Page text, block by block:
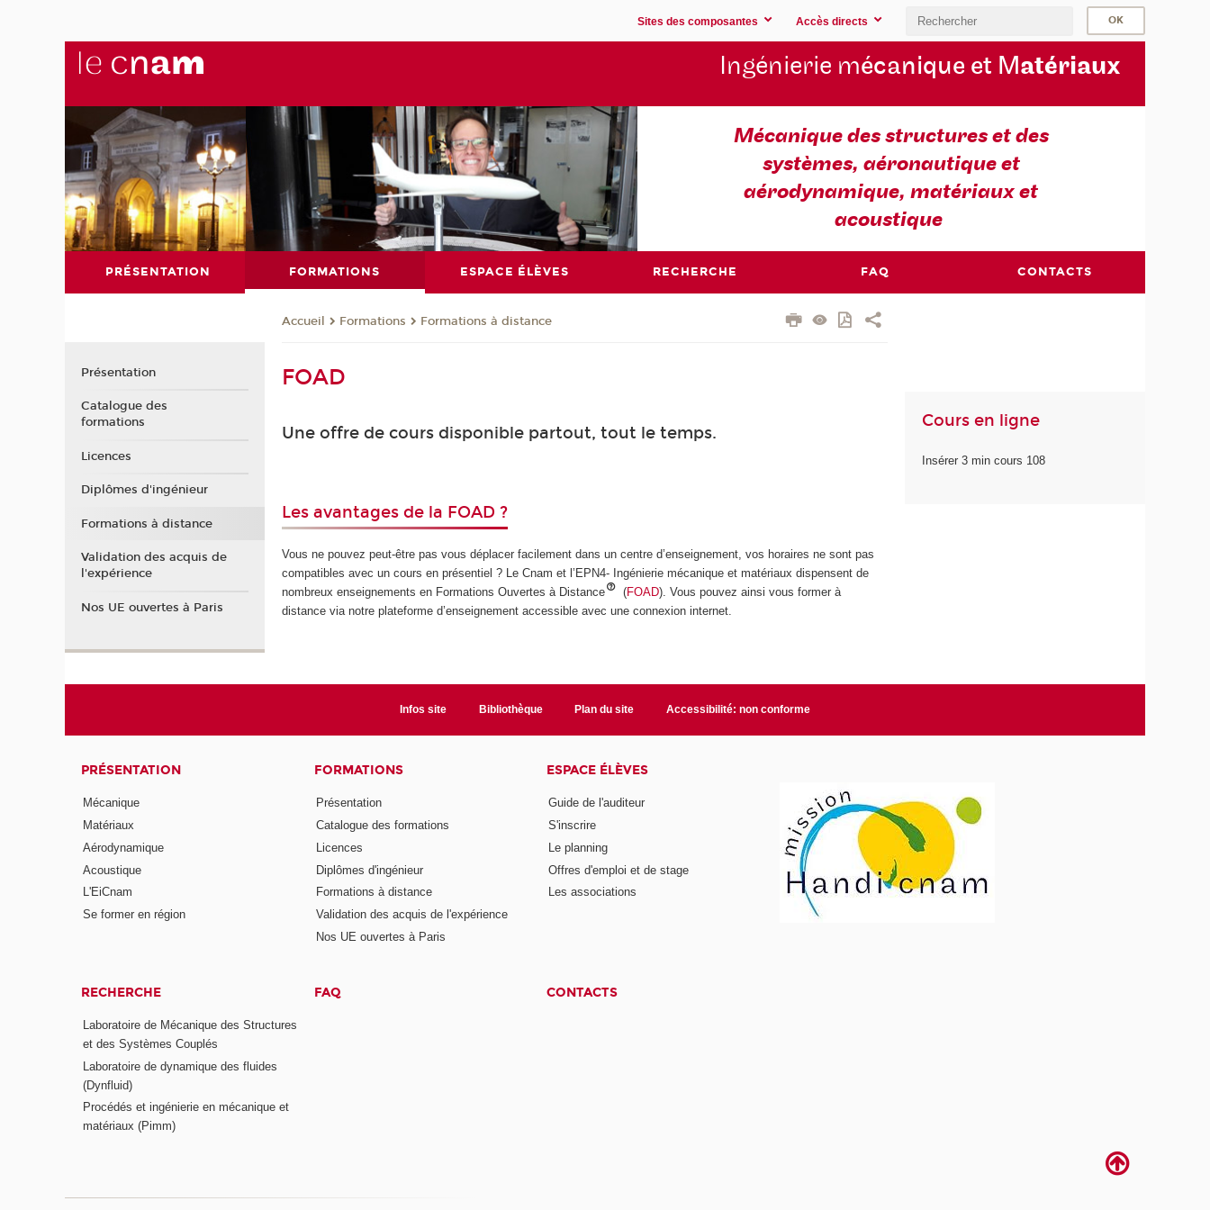
Sites des composantes Accès directs
Ingénierie mécanique et Matériaux
Mécanique des structures et des
systèmes, aéronautique et
aérodynamique, matériaux et
acoustique
PRÉSENTATION FORMATIONS ESPACE ÉLÈVES RECHERCHE FAQ CONTACTS
Accueil Formations Formations à distance
FOAD
Une offre de cours disponible partout, tout le temps.
Les avantages de la FOAD ?
Vous ne pouvez peut-être pas vous déplacer facilement dans un centre d’enseignement, vos horaires ne sont pas
compatibles avec un cours en présentiel ? Le Cnam et l’EPN4- Ingénierie mécanique et matériaux dispensent de
nombreux enseignements en Formations Ouvertes à Distance
(FOAD). Vous pouvez ainsi vous former à
distance via notre plateforme d’enseignement accessible avec une connexion internet.
Cours en ligne
Insérer 3 min cours 108
Présentation
Catalogue des
formations
Licences
Diplômes d'ingénieur
Formations à distance
Validation des acquis de
l'expérience
Nos UE ouvertes à Paris
Infos site Bibliothèque Plan du site Accessibilité: non conforme
PRÉSENTATION
Mécanique
Matériaux
Aérodynamique
Acoustique
L'EiCnam
Se former en région
FORMATIONS
Présentation
Catalogue des formations
Licences
Diplômes d'ingénieur
Formations à distance
Validation des acquis de l'expérience
Nos UE ouvertes à Paris
ESPACE ÉLÈVES
Guide de l'auditeur
S'inscrire
Le planning
Offres d'emploi et de stage
Les associations
RECHERCHE
Laboratoire de Mécanique des Structures
et des Systèmes Couplés
Laboratoire de dynamique des fluides
(Dynfluid)
Procédés et ingénierie en mécanique et
matériaux (Pimm)
FAQ CONTACTS